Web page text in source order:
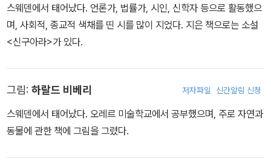
오랫동안 사람들에게 애송되던 시답게 정다운 운율이 살아있어, 나른
하게 기분이 좋아지는 그림책이다.
스웨덴에서 태어났다. 언론가, 법률가, 시인, 신학자 등으로 활동했으
며, 사회적, 종교적 색채를 띤 시를 많이 지었다. 지은 책으로는 소설
<신구아라>가 있다.
그림: 하랄드 비베리 저자파일 신간알림 신청
스웨덴에서 태어났다. 오레르 미술학교에서 공부했으며, 주로 자연과
동물에 관한 책에 그림을 그렸다.